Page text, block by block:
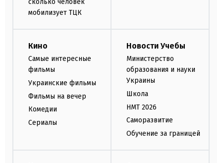
сколько человек
мобилизует ТЦК
Кино
Самые интересные
фильмы
Украинские фильмы
Фильмы на вечер
Комедии
Сериалы
Новости Учебы
Министерство
образования и науки
Украины
Школа
НМТ 2026
Саморазвитие
Обучение за границей